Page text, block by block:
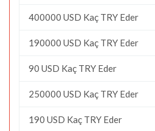
400000 USD Kaç TRY Eder
190000 USD Kaç TRY Eder
90 USD Kaç TRY Eder
250000 USD Kaç TRY Eder
190 USD Kaç TRY Eder